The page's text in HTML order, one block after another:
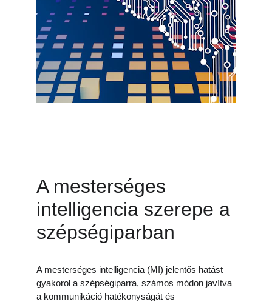
A mesterséges
intelligencia szerepe a
szépségiparban
A mesterséges intelligencia (MI) jelentős hatást
gyakorol a szépségiparra, számos módon javítva
a kommunikáció hatékonyságát és